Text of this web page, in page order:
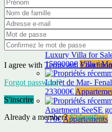
I agree with Terms and
Forgot password?
S'inscrire
Already a member?S'identifier
Propriétés
Luxury Villa for
1589000€ Villa /
Lloret de Mar-
233000€
Apartment SeeSE
170€Appartements